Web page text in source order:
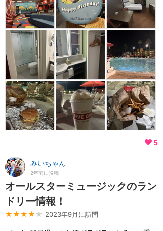
5
みいちゃん
2年前に投稿
オールスターミュージックのラン
ドリー情報！
★★★★ ★ 2023年9月に訪問